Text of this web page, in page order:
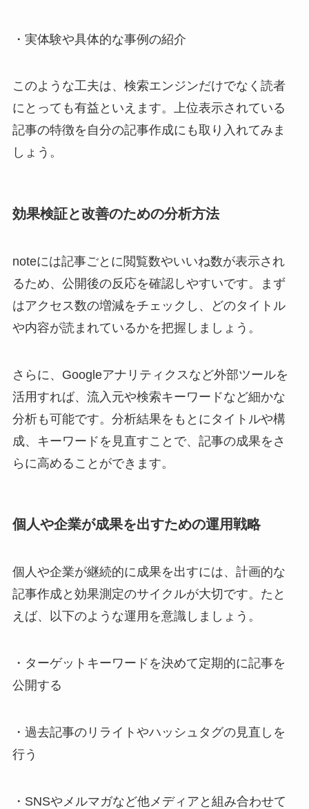
・実体験や具体的な事例の紹介
このような工夫は、検索エンジンだけでなく読者
にとっても有益といえます。上位表示されている
記事の特徴を自分の記事作成にも取り入れてみま
しょう。
効果検証と改善のための分析方法
noteには記事ごとに閲覧数やいいね数が表示され
るため、公開後の反応を確認しやすいです。まず
はアクセス数の増減をチェックし、どのタイトル
や内容が読まれているかを把握しましょう。
さらに、Googleアナリティクスなど外部ツールを
活用すれば、流入元や検索キーワードなど細かな
分析も可能です。分析結果をもとにタイトルや構
成、キーワードを見直すことで、記事の成果をさ
らに高めることができます。
個人や企業が成果を出すための運用戦略
個人や企業が継続的に成果を出すには、計画的な
記事作成と効果測定のサイクルが大切です。たと
えば、以下のような運用を意識しましょう。
・ターゲットキーワードを決めて定期的に記事を
公開する
・過去記事のリライトやハッシュタグの見直しを
行う
・SNSやメルマガなど他メディアと組み合わせて